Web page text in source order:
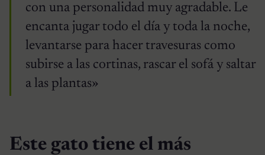
con una personalidad muy agradable. Le
encanta jugar todo el día y toda la noche,
levantarse para hacer travesuras como
subirse a las cortinas, rascar el sofá y saltar
a las plantas»
Este gato tiene el más